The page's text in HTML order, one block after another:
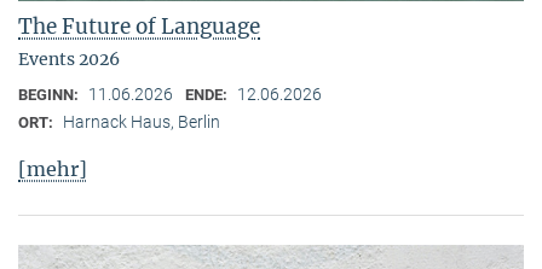
The Future of Language
Events 2026
BEGINN: 11.06.2026 ENDE: 12.06.2026
ORT: Harnack Haus, Berlin
[mehr]